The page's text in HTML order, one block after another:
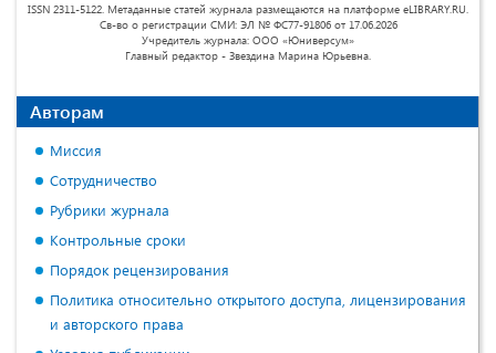
ISSN 2311-5122. Метаданные статей журнала размещаются на платформе eLIBRARY.RU.
Св-во о регистрации СМИ: ЭЛ № ФС77-91806 от 17.06.2026
Учредитель журнала: ООО «Юниверсум»
Главный редактор - Звездина Марина Юрьевна.
Авторам
Миссия
Сотрудничество
Рубрики журнала
Контрольные сроки
Порядок рецензирования
Политика относительно открытого доступа, лицензирования
и авторского права